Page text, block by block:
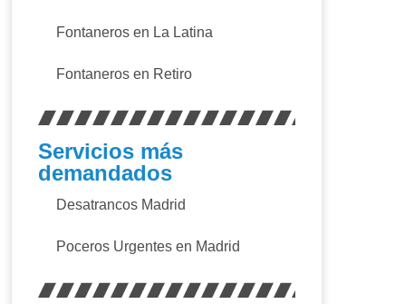
Fontaneros en La Latina
Fontaneros en Retiro
Servicios más
demandados
Desatrancos Madrid
Poceros Urgentes en Madrid